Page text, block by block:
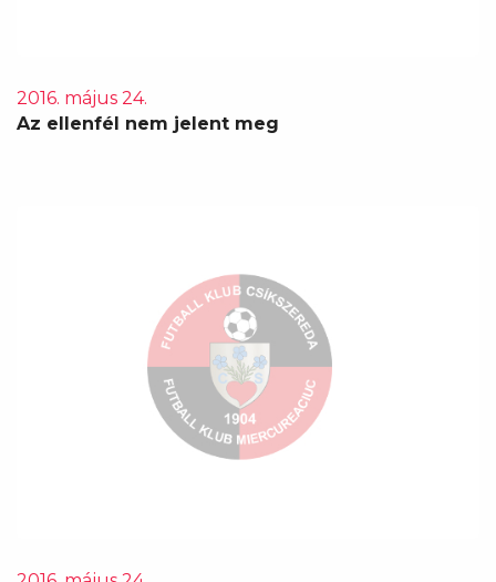
2016. május 24.
Az ellenfél nem jelent meg